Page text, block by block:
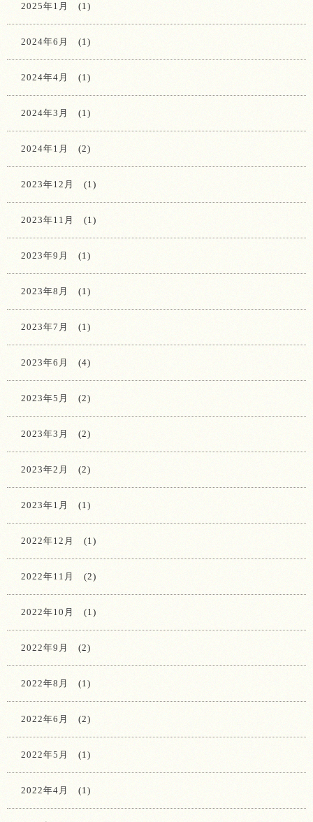
2025年1月 (1)
2024年6月 (1)
2024年4月 (1)
2024年3月 (1)
2024年1月 (2)
2023年12月 (1)
2023年11月 (1)
2023年9月 (1)
2023年8月 (1)
2023年7月 (1)
2023年6月 (4)
2023年5月 (2)
2023年3月 (2)
2023年2月 (2)
2023年1月 (1)
2022年12月 (1)
2022年11月 (2)
2022年10月 (1)
2022年9月 (2)
2022年8月 (1)
2022年6月 (2)
2022年5月 (1)
2022年4月 (1)